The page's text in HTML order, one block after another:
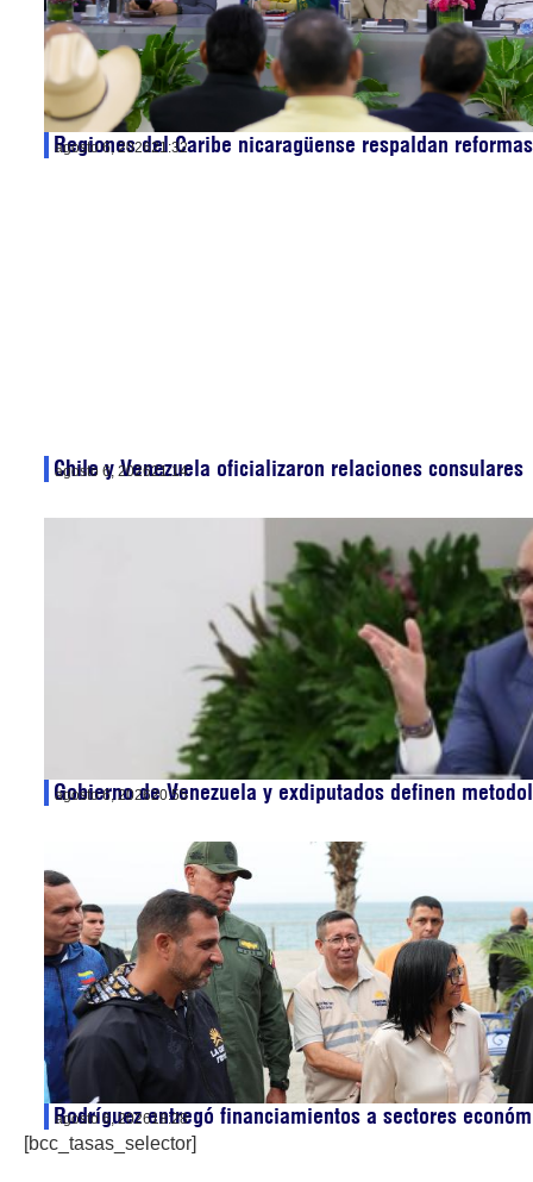
Regiones del Caribe nicaragüense respaldan
agosto 6, 202621:32
Chile y Venezuela oficializaron relaciones consulares
agosto 6, 202621:14
Gobierno de Venezuela y exdiputados definen
agosto 6, 202620:55
Rodríguez entregó financiamientos a sectores
agosto 6, 202618:28
[bcc_tasas_selector]